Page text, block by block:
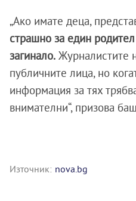
„Ако имате деца,
страшно за един
загинало. Журналистите
публичните лица, но
информация за тях
внимателни“, призова
Източник: nova.bg